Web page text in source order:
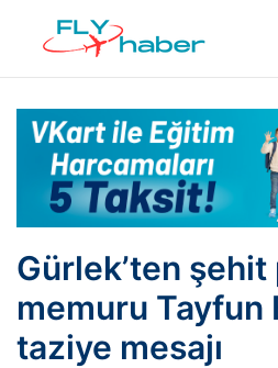
Gürlek’ten
memuru Tayfun
taziye mesajı